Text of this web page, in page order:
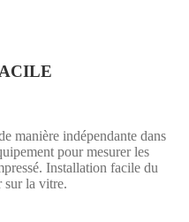
manière indépendante dans
pour mesurer les
Installation facile du
sur la vitre.